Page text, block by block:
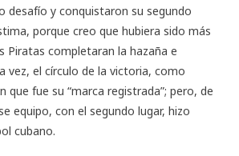
desafío y conquistaron su segundo
porque creo que hubiera sido más
Piratas completaran la hazaña e
vez, el círculo de la victoria, como
que fue su “marca registrada”; pero, de
equipo, con el segundo lugar, hizo
cubano.